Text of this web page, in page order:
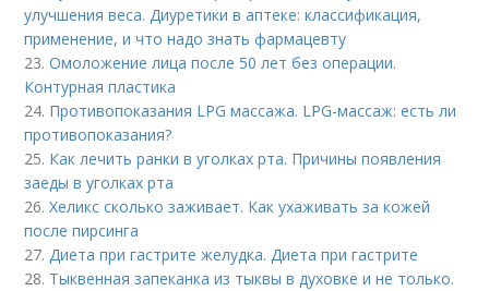
улучшения веса. Диуретики в аптеке: классификация,
применение, и что надо знать фармацевту
23.Омоложение лица после 50 лет без операции.
Контурная пластика
24. Противопоказания LPG массажа. LPG-массаж: есть ли
противопоказания?
25. Как лечить ранки в уголках рта. Причины появления
заеды в уголках рта
26.Хеликс сколько заживает. Как ухаживать за кожей
после пирсинга
27.Диета при гастрите желудка. Диета при гастрите
28. Тыквенная запеканка из тыквы в духовке и не только.